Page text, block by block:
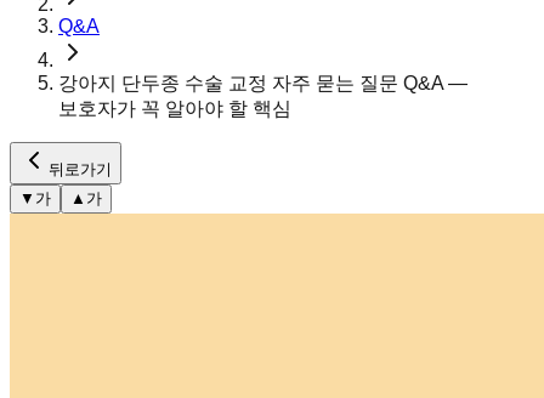
Q&A
강아지 단두종 수술 교정 자주 묻는 질문 Q&A —
보호자가 꼭 알아야 할 핵심
뒤로가기
▼ 가 ▲ 가